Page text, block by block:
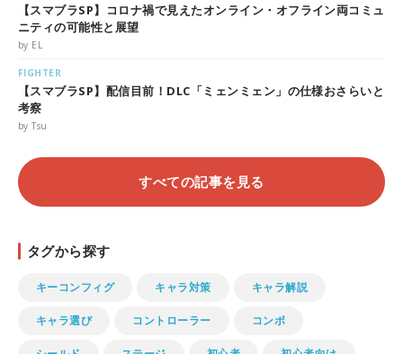
【スマブラSP】コロナ禍で見えたオンライン・オフライン両コミュ
ニティの可能性と展望
by EL
FIGHTER
【スマブラSP】配信目前！DLC「ミェンミェン」の仕様おさらいと
考察
by Tsu
すべての記事を見る
タグから探す
キーコンフィグ キャラ対策 キャラ解説
キャラ選び コントローラー コンボ